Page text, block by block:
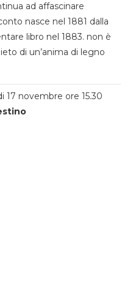
ad affascinare
nasce nel 1881 dalla
libro nel 1883. non è
di un’anima di legno
17 novembre ore 15.30